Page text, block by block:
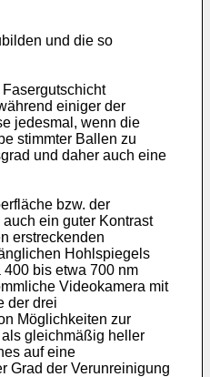
und die so
einiger der
jedesmal, wenn die
stimmter Ballen zu
und daher auch eine
bzw. der
ein guter Kontrast
erstreckenden
Hohlspiegels
bis etwa 700 nm
Videokamera mit
der drei
Möglichkeiten zur
gleichmäßig heller
auf eine
Grad der Verunreinigung